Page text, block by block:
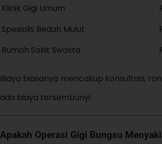
Klinik Gigi Umum
Spesialis Bedah Mulut
Rumah Sakit Swasta
Biaya biasanya mencakup konsultasi,
ada biaya tersembunyi.
Apakah Operasi Gigi Bungsu